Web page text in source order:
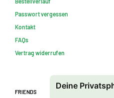
Deine
Passwort vergessen
Kontakt
FAQs
Vertrag widerrufen
Friends